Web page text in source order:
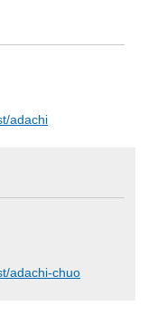
adachi
adachi-chuo